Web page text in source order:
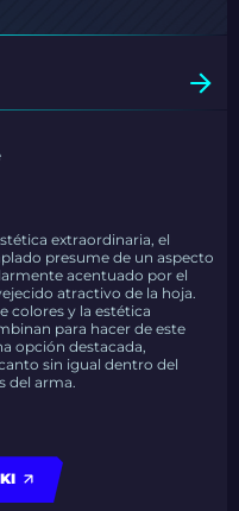
extraordinaria, el
presume de un aspecto
acentuado por el
atractivo de la hoja.
colores y la estética
para hacer de este
opción destacada,
sin igual dentro del
del arma.